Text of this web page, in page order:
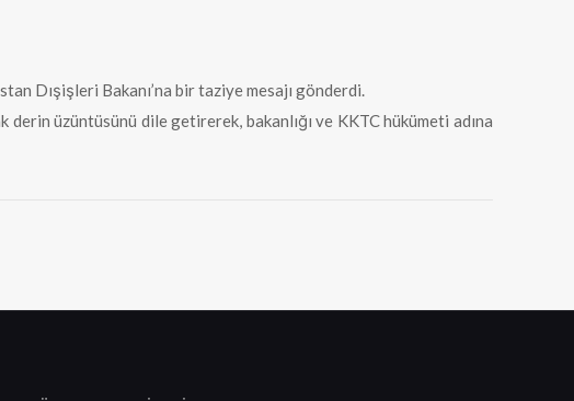
Dışişleri Bakanı’na bir taziye mesajı gönderdi.
üzüntüsünü dile getirerek, bakanlığı ve KKTC hükümeti adına